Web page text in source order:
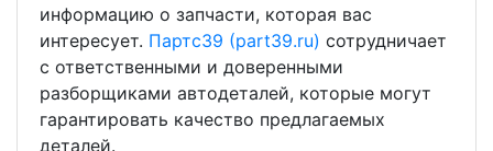
информацию о запчасти, которая вас
интересует. Партс39 (part39.ru) сотрудничает
с ответственными и доверенными
разборщиками автодеталей, которые могут
гарантировать качество предлагаемых
деталей.